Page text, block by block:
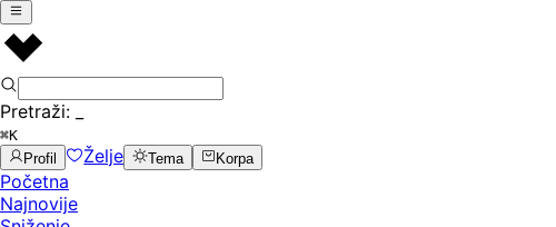
Pretraži:
⌘K
Profil
Želje Tema Korpa
Početna
Najnovije